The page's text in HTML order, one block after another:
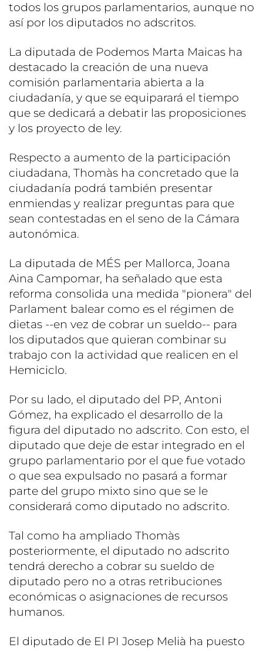
todos los grupos parlamentarios, aunque no
así por los diputados no adscritos.
La diputada de Podemos Marta Maicas ha
destacado la creación de una nueva
comisión parlamentaria abierta a la
ciudadanía, y que se equiparará el tiempo
que se dedicará a debatir las proposiciones
y los proyecto de ley.
Respecto a aumento de la participación
ciudadana, Thomàs ha concretado que la
ciudadanía podrá también presentar
enmiendas y realizar preguntas para que
sean contestadas en el seno de la Cámara
autonómica.
La diputada de MÉS per Mallorca, Joana
Aina Campomar, ha señalado que esta
reforma consolida una medida "pionera" del
Parlament balear como es el régimen de
dietas --en vez de cobrar un sueldo-- para
los diputados que quieran combinar su
trabajo con la actividad que realicen en el
Hemiciclo.
Por su lado, el diputado del PP, Antoni
Gómez, ha explicado el desarrollo de la
figura del diputado no adscrito. Con esto, el
diputado que deje de estar integrado en el
grupo parlamentario por el que fue votado
o que sea expulsado no pasará a formar
parte del grupo mixto sino que se le
considerará como diputado no adscrito.
Tal como ha ampliado Thomàs
posteriormente, el diputado no adscrito
tendrá derecho a cobrar su sueldo de
diputado pero no a otras retribuciones
económicas o asignaciones de recursos
humanos.
El diputado de El PI Josep Melià ha puesto